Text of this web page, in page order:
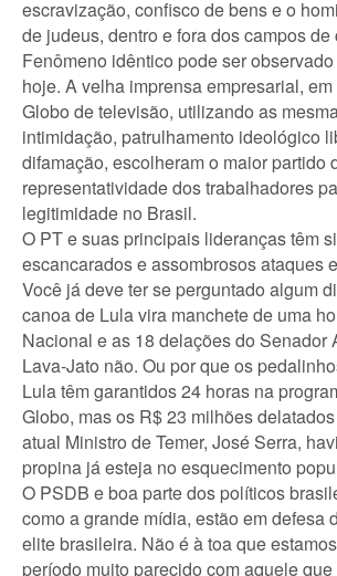
escravização, confisco de bens e o
de judeus, dentro e fora dos campos de
Fenômeno idêntico pode ser
hoje. A velha imprensa empresarial,
Globo de televisão, utilizando as
intimidação, patrulhamento ideológico
difamação, escolheram o maior partido
representatividade dos trabalhadores
legitimidade no Brasil.
O PT e suas principais lideranças têm
escancarados e assombrosos ataques
Você já deve ter se perguntado algum
canoa de Lula vira manchete de uma
Nacional e as 18 delações do Senador
Lava-Jato não. Ou por que os
Lula têm garantidos 24 horas na
Globo, mas os R$ 23 milhões
atual Ministro de Temer, José Serra,
propina já esteja no esquecimento
O PSDB e boa parte dos políticos
como a grande mídia, estão em defesa
elite brasileira. Não é à toa que
período muito parecido com aquele